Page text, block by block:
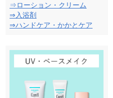
⇒ローション・クリーム
⇒入浴剤
⇒ハンドケア・かかとケア